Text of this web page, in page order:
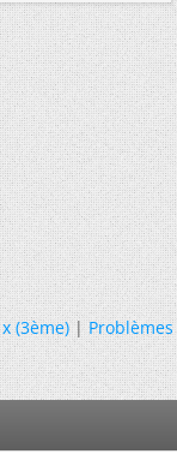
(3ème)|Problèmes